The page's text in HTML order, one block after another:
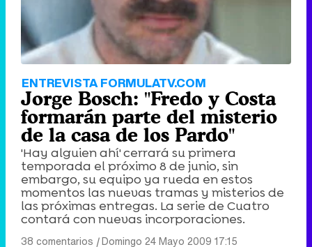
ENTREVISTA FORMULATV.COM
Jorge Bosch: "Fredo y Costa
formarán parte del misterio
de la casa de los Pardo"
'Hay alguien ahí' cerrará su primera
temporada el próximo 8 de junio, sin
embargo, su equipo ya rueda en estos
momentos las nuevas tramas y misterios de
las próximas entregas. La serie de Cuatro
contará con nuevas incorporaciones.
38 comentarios |Domingo 24 Mayo 2009 17:15